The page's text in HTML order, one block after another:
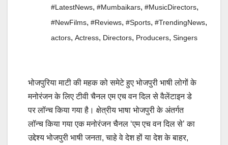
#LatestNews, #Mumbaikars, #MusicDirectors,
#NewFilms, #Reviews, #Sports, #TrendingNews,
actors, Actress, Directors, Producers, Singers
भोजपुरिया माटी की महक को समेटे हुए भोजपुरी भाषी लोगों के
मनोरंजन के लिए टीवी चैनल एम एच वन दिल से वैलेंटाइन डे
पर लॉन्च किया गया है। क्षेत्रीय भाषा भोजपुरी के अंतर्गत
लॉन्च किया गया एक मनोरंजन चैनल ‘एम एच वन दिल से’ का
उद्देश्य भोजपुरी भाषी जनता, चाहे वे देश हों या देश के बाहर,